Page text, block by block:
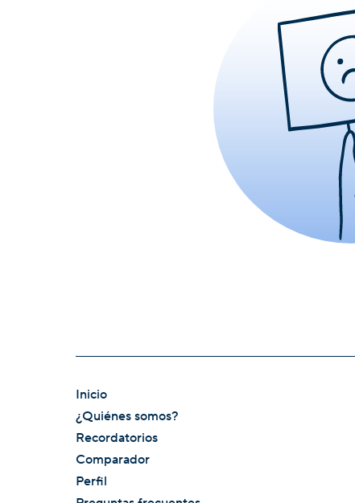
Inicio
¿Quiénes somos?
Recordatorios
Comparador
Perfil